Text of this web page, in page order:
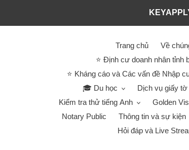
Trang chủ Về
⭐ Định cư doanh nhân tỉnh
⭐ Kháng cáo và Các vấn đề Nhập
🎓 Du học
Dịch vụ giấy
Kiểm tra thử tiếng Anh
Golden
Notary Public
Thông tin và sự kiện
Hỏi đáp và Live